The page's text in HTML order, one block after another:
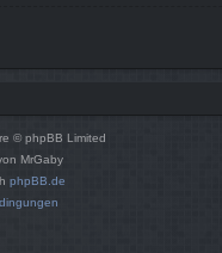
© phpBB Limited
MrGaby
phpBB.de